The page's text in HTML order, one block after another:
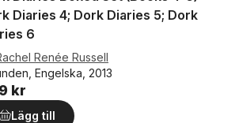
Diaries 4; Dork Diaries 5; Dork
6
Renée Russell
Engelska, 2013
kr
Lägg till